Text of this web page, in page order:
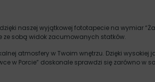
naszej wyjątkowej fototapecie na wymiar
ze sobą widok zacumowanych statków.
atmosfery w Twoim wnętrzu. Dzięki
w Porcie” doskonale sprawdzi się zarówno